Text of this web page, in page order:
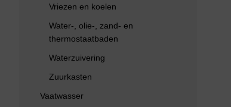
Vriezen en koelen
Water-, olie-, zand- en
thermostaatbaden
Waterzuivering
Zuurkasten
Vaatwasser